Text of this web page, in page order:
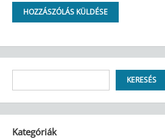
KERESÉS
Kategóriák